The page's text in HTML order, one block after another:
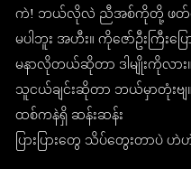
ကဲ! ဘယ်လိုလဲ ညီအစ်ကိုတို့ ဖတ်ရတာ
မပါဘူး အဟီး။ ကိုဇော်ဦးကြီး
မနာလိုတယ်ဆိုတာ ဒါမျိုးကိုလ
သူငယ်ချင်းဆိုတာ ဘယ်မှာတုံးဗ
ထစ်ကနဲရှိ ဆန်းဆန်း
ပြားပြားတွေ သိပ်တွေးတာပဲ ဟဲ